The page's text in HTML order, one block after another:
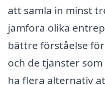
att samla in minst
jämföra olika
bättre förståelse
och de tjänster
ha flera alternativ